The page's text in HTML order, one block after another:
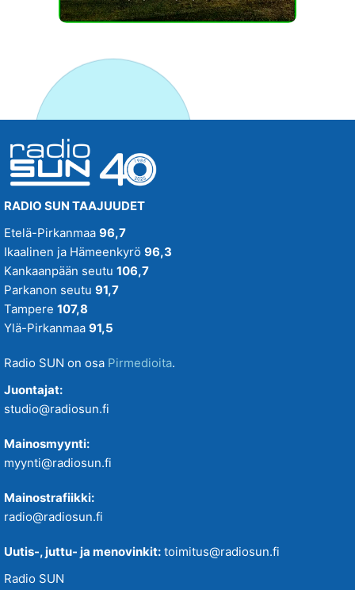
RADIO SUN TAAJUUDET
Etelä-Pirkanmaa 96,7
Ikaalinen ja Hämeenkyrö 96,3
Kankaanpään seutu 106,7
Parkanon seutu 91,7
Tampere 107,8
Ylä-Pirkanmaa 91,5
Radio SUN on osa Pirmedioita.
Juontajat:
studio@radiosun.fi
Mainosmyynti:
myynti@radiosun.fi
Mainostrafiikki:
radio@radiosun.fi
Uutis-, juttu- ja menovinkit: toimitus@radiosun.fi
Radio SUN